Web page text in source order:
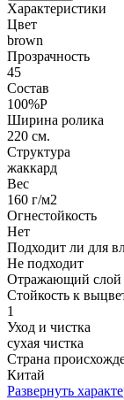
Характеристики
Цвет
brown
Прозрачность
45
Состав
100%P
Ширина ролика
220 см.
Структура
жаккард
Вес
160 г/м2
Огнестойкость
Нет
Подходит ли для
Не подходит
Отражающий слой
Стойкость к
1
Уход и чистка
сухая чистка
Страна
Китай
Развернуть